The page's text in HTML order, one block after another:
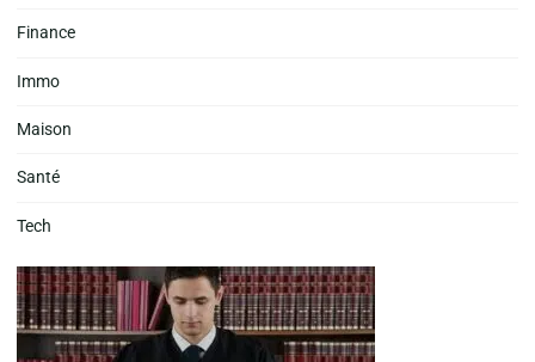
Finance
Immo
Maison
Santé
Tech